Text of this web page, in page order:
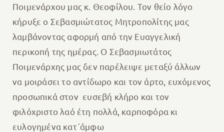
Ποιμενάρχου μας κ. Θεοφίλου. Τον θείο λόγο
κήρυξε ο Σεβασμιώτατος Μητροπολίτης μας
λαμβάνοντας αφορμή από την Ευαγγελική
περικοπή της ημέρας. Ο Σεβασμιωτάτος
Ποιμενάρχης μας δεν παρέλειψε μεταξύ άλλων
να μοιράσει το αντίδωρο και τον άρτο, ευχόμενος
προσωπικά στον ευσεβή κλήρο και τον
φιλόχριστο λαό έτη πολλά, καρποφόρα κι
ευλογημένα κατ´άμφω